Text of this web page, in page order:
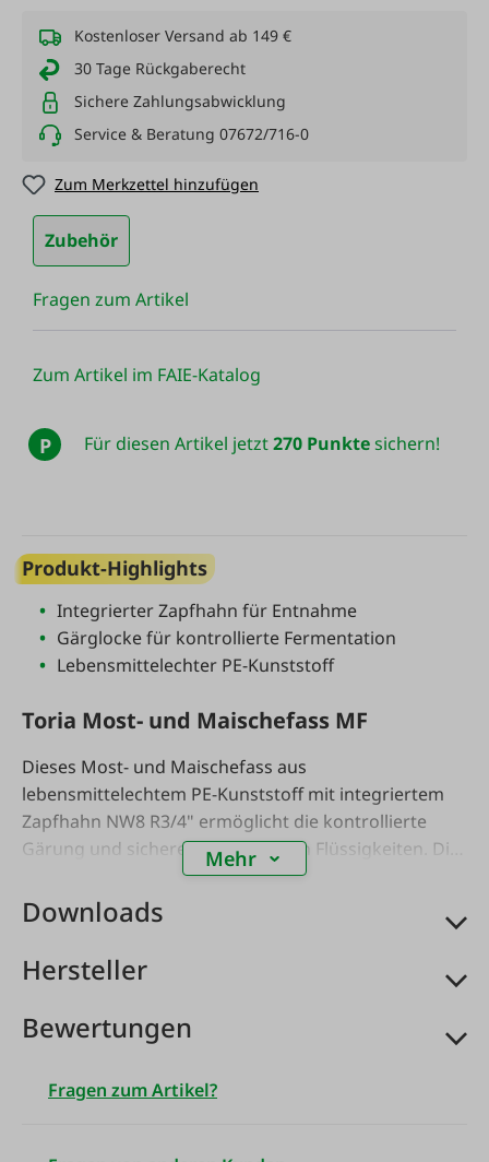
Kostenloser Versand ab 149 €
30 Tage Rückgaberecht
Sichere Zahlungsabwicklung
Service & Beratung 07672/716-0
Zum Merkzettel hinzufügen
Zubehör
Fragen zum Artikel
Zum Artikel im FAIE-Katalog
P Für diesen Artikel jetzt270 Punktesichern!
Produkt-Highlights
Integrierter Zapfhahn für Entnahme
Gärglocke für kontrollierte Fermentation
Lebensmittelechter PE-Kunststoff
Toria Most- und Maischefass MF
Dieses Most- und Maischefass aus
lebensmittelechtem PE-Kunststoff mit integriertem
Zapfhahn NW8 R3/4" ermöglicht die kontrollierte
Gärung und sichere Entnahme von Flüssigkeiten. Die
unterstützt die CO₂-Abführung während
des Gärprozesses. Die
und mit Loch) ermöglichen flexible Anwendungen.
Die
Tragegriffmulden
Temperaturbereich von
Mehr
Downloads
Hersteller
Bewertungen
Fragen zum Artikel?